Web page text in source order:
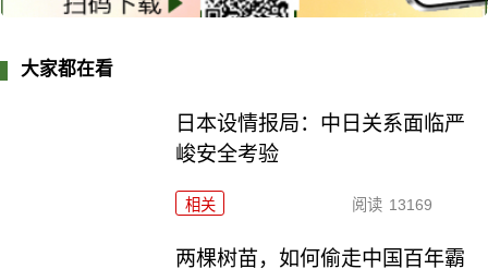
大家都在看
日本设情报局：中日关系面临严
峻安全考验
相关 阅读 13169
两棵树苗，如何偷走中国百年霸